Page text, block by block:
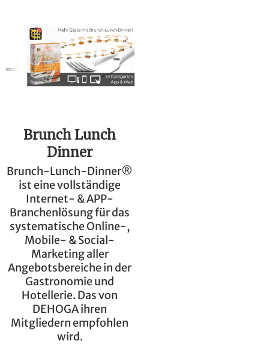
Brunch Lunch
Dinner
Brunch-Lunch-Dinner®
ist eine vollständige
Internet- & APP-
Branchenlösung für das
systematische Online-,
Mobile- & Social-
Marketing aller
Angebotsbereiche in der
Gastronomie und
Hotellerie. Das von
DEHOGA ihren
Mitgliedern empfohlen
wird.